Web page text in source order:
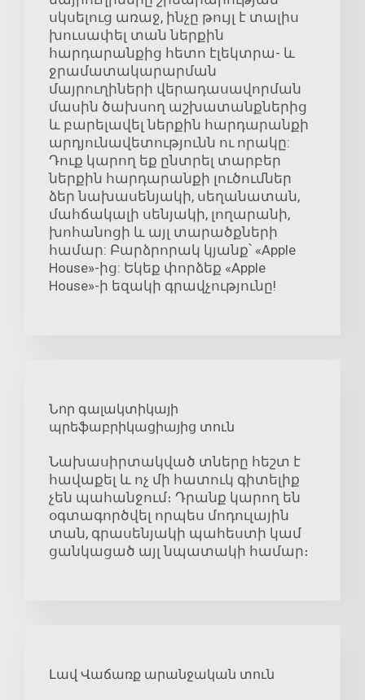
սկսելուց առաջ, ինչը թույլ է տալիս
խուսափել տան ներքին
հարդարանքից հետո էլեկտրա- և
ջրամատակարարման
մայրուղիների վերադասավորման
մասին ծախսող աշխատանքներից
և բարելավել ներքին հարդարանքի
արդյունավետությունն ու որակը:
Դուք կարող եք ընտրել տարբեր
ներքին հարդարանքի լուծումներ
ձեր նախասենյակի, սեղանատան,
մահճակալի սենյակի, լողարանի,
խոհանոցի և այլ տարածքների
համար: Բարձրորակ կյանք՝ «Apple
House»-ից: Եկեք փորձեք «Apple
House»-ի եզակի գրավչությունը!
Նոր գալակտիկայի
պրեֆաբրիկացիայից տուն
Նախասիրտակված տները հեշտ է
հավաքել և ոչ մի հատուկ գիտելիք
չեն պահանջում։ Դրանք կարող են
օգտագործվել որպես մոդուլային
տան, գրասենյակի պահեստի կամ
ցանկացած այլ նպատակի համար։
Լավ Վաճառք արանջական տուն